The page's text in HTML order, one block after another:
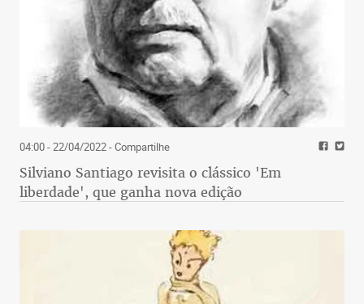
04:00 - 22/04/2022- Compartilhe
Silviano Santiago revisita o clássico 'Em
liberdade', que ganha nova edição